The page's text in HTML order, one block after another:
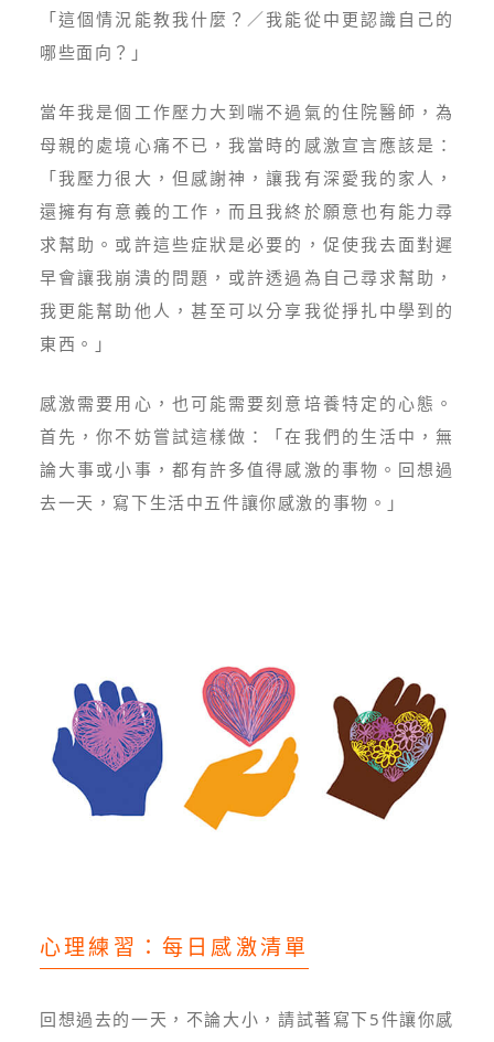
「這個情況能教我什麼？／我能從中更認識自己的
哪些面向？」
當年我是個工作壓力大到喘不過氣的住院醫師，為
母親的處境心痛不已，我當時的感激宣言應該是：
「我壓力很大，但感謝神，讓我有深愛我的家人，
還擁有有意義的工作，而且我終於願意也有能力尋
求幫助。或許這些症狀是必要的，促使我去面對遲
早會讓我崩潰的問題，或許透過為自己尋求幫助，
我更能幫助他人，甚至可以分享我從掙扎中學到的
東西。」
感激需要用心，也可能需要刻意培養特定的心態。
首先，你不妨嘗試這樣做：「在我們的生活中，無
論大事或小事，都有許多值得感激的事物。回想過
去一天，寫下生活中五件讓你感激的事物。」
心理練習：每日感激清單
回想過去的一天，不論大小，請試著寫下5件讓你感